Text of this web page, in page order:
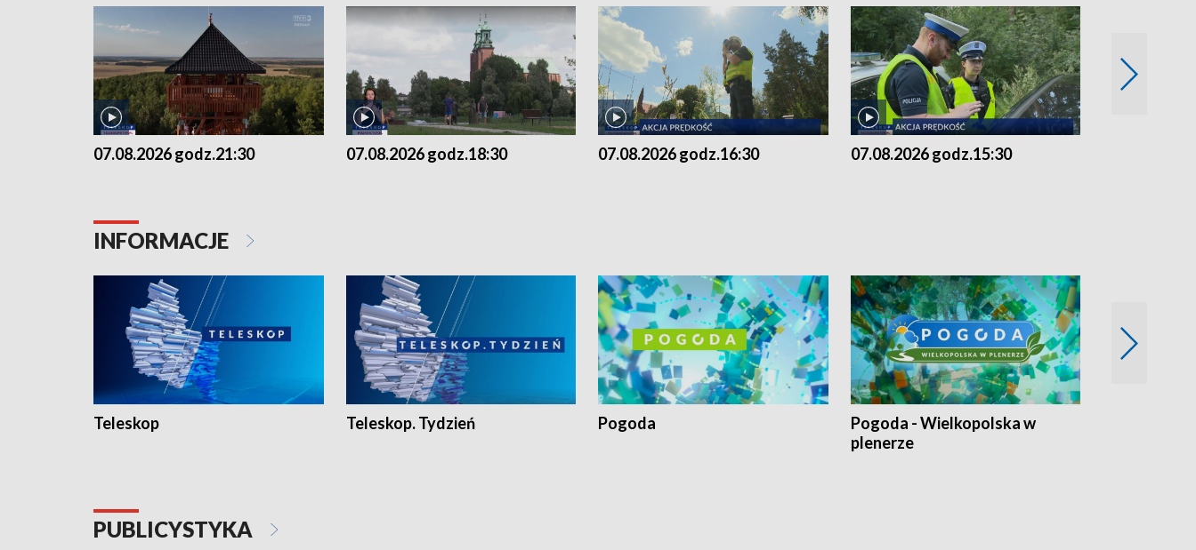
07.08.2026 godz.21:30 07.08.2026 godz.18:30 07.08.2026 godz.16:30 07.08.2026 godz.15:30
INFORMACJE
Teleskop Teleskop. Tydzień Pogoda
Pogoda - Wielkopolska w
plenerze
PUBLICYSTYKA